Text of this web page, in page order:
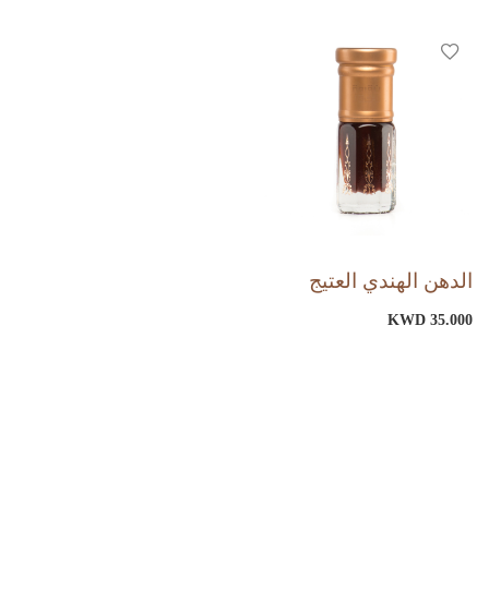
الدهن الهندي العتيج
KWD 35.000